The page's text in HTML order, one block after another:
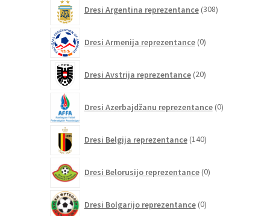
Dresi Argentina reprezentance 308izdelkov
Dresi Armenija reprezentance 0izdelkov
Dresi Avstrija reprezentance 20izdelkov
Dresi Azerbajdžanu reprezentance 0izdelkov
Dresi Belgija reprezentance 140izdelkov
Dresi Belorusijo reprezentance 0izdelkov
Dresi Bolgarijo reprezentance 0izdelkov